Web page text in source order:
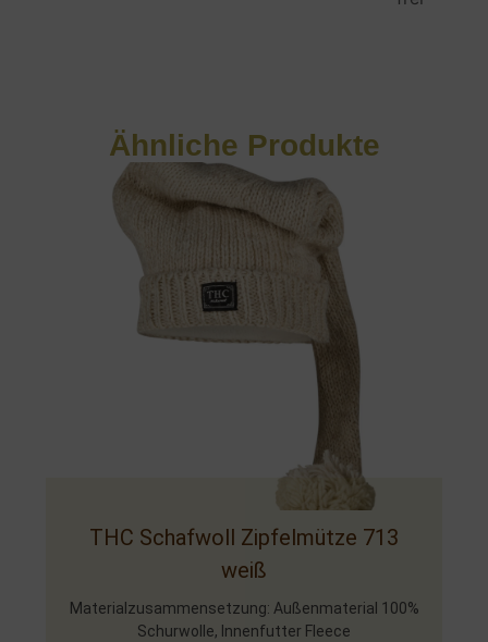
Ähnliche Produkte
THC Schafwoll Zipfelmütze 713
weiß
Materialzusammensetzung: Außenmaterial 100%
Schurwolle, Innenfutter Fleece